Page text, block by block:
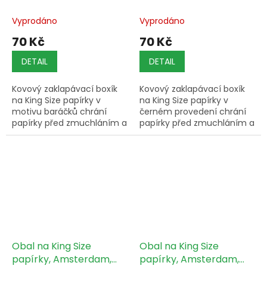
Vyprodáno
70 Kč
DETAIL
Kovový zaklapávací boxík
na King Size papírky v
motivu baráčků chrání
papírky před zmuchláním a
vlhkostí.
Vyprodáno
70 Kč
DETAIL
Kovový zaklapávací boxík
na King Size papírky v
černém provedení chrání
papírky před zmuchláním a
vlhkostí.
Obal na King Size
papírky, Amsterdam,
Obal na King Size
papírky, Amsterdam,